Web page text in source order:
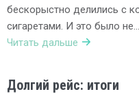
бескорыстно делились с
сигаретами. И это было не…
Читать дальше
Долгий рейс: итоги